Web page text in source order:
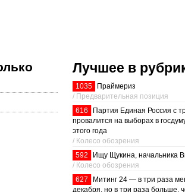
Лучшее в
1035
Праймериз
/ Предварительная позиция
616
Партия Единая Россия с
провалится на выборах в
этого года
/ Колесо обозрения
592
Ищу Щукина, начальника
/ Колесо обозрения
627
Митинг 24 — в три раза
декабря, но в три раза больше,